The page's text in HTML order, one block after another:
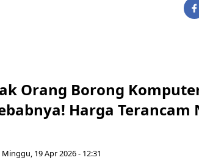
Orang Borong
Harga Terancam
Minggu, 19 Apr 2026 - 12:31